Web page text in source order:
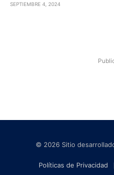
SEPTIEMBRE 4, 2024
© 2026 Sitio
Políticas de Privacidad